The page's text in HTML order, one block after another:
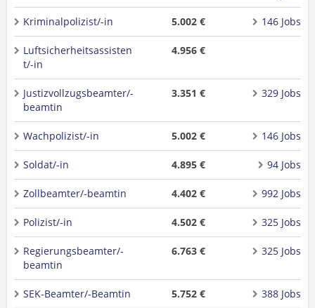
Kriminalpolizist/-in 5.002 € 146 Jobs
Luftsicherheitsassisten
t/-in
4.956 €
Justizvollzugsbeamter/-
beamtin
3.351 € 329 Jobs
Wachpolizist/-in 5.002 € 146 Jobs
Soldat/-in 4.895 € 94 Jobs
Zollbeamter/-beamtin 4.402 € 992 Jobs
Polizist/-in 4.502 € 325 Jobs
Regierungsbeamter/-
beamtin
6.763 € 325 Jobs
SEK-Beamter/-Beamtin 5.752 € 388 Jobs